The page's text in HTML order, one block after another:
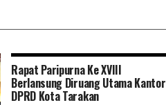
Rapat Paripurna Ke XVIII
Berlansung Diruang Utama Kantor
DPRD Kota Tarakan